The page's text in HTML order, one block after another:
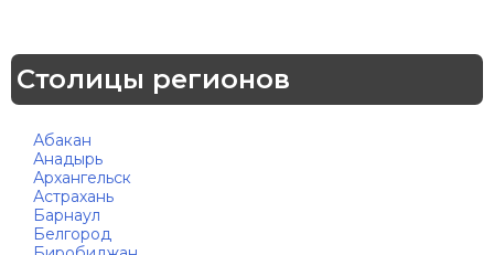
Столицы регионов
Абакан
Анадырь
Архангельск
Астрахань
Барнаул
Белгород